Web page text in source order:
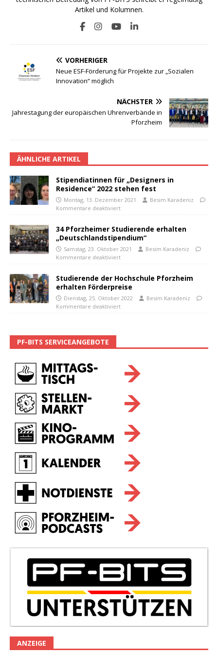
Artikel und Kolumnen.
VORHERIGER
Neue ESF-Förderung für Projekte zur „Sozialen
Innovation“ möglich
NÄCHSTER
Jahrestagung der europäischen Uhrenverbände in
Pforzheim
ÄHNLICHE ARTIKEL
Stipendiatinnen für „Designers in
Residence“ 2022 stehen fest
Montag, 13. Dezember 2021
Besim Karadeniz
Kommentare deaktiviert
34 Pforzheimer Studierende erhalten
„Deutschlandstipendium“
Samstag, 23. Oktober 2021
Besim Karadeniz
Kommentare deaktiviert
Studierende der Hochschule Pforzheim
erhalten Förderpreise
Dienstag, 25. Oktober 2022
Besim Karadeniz
Kommentare deaktiviert
PF-BITS SERVICEANGEBOTE
ANZEIGE